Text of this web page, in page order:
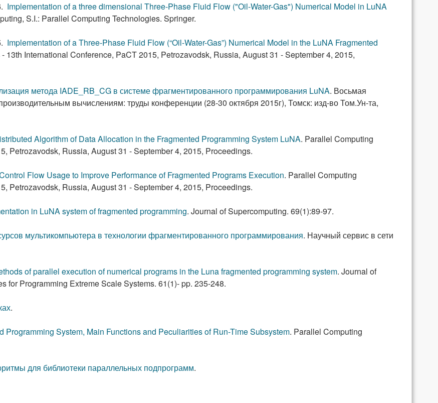
Implementation of a three dimensional Three-Phase Fluid Flow ("Oil-Water-Gas") Numerical Model in LuNA
S.I.: Parallel Computing Technologies. Springer.
Implementation of a Three-Phase Fluid Flow (“Oil-Water-Gas”) Numerical Model in the LuNA Fragmented
13th International Conference, PaCT 2015, Petrozavodsk, Russia, August 31 - September 4, 2015,
метода IADE_RB_CG в системе фрагментированного программирования LuNA. Восьмая
вычислениям: труды конференции (28-30 октября 2015г), Томск: изд-во Том.Ун-та,
Algorithm of Data Allocation in the Fragmented Programming System LuNA. Parallel Computing
Petrozavodsk, Russia, August 31 - September 4, 2015, Proceedings.
Flow Usage to Improve Performance of Fragmented Programs Execution. Parallel Computing
Petrozavodsk, Russia, August 31 - September 4, 2015, Proceedings.
in LuNA system of fragmented programming. Journal of Supercomputing. 69(1):89-97.
мультикомпьютера в технологии фрагментированного программирования. Научный сервис в сети
of parallel execution of numerical programs in the Luna fragmented programming system. Journal of
Programming Extreme Scale Systems. 61(1)- pp. 235-248.
.
Programming System, Main Functions and Peculiarities of Run-Time Subsystem. Parallel Computing
для библиотеки параллельных подпрограмм.